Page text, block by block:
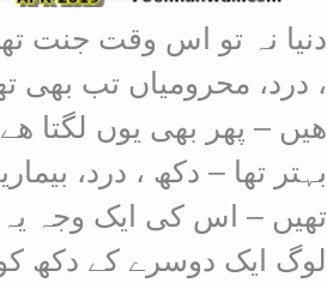
دنیا نہ تو اس وقت جنت
، درد، محرومیاں تب بھی
ھیں – پھر بھی یوں لگتا
بہتر تھا – دکھ ، درد،
تھیں – اس کی ایک وجہ
لوگ ایک دوسرے کے دکھ